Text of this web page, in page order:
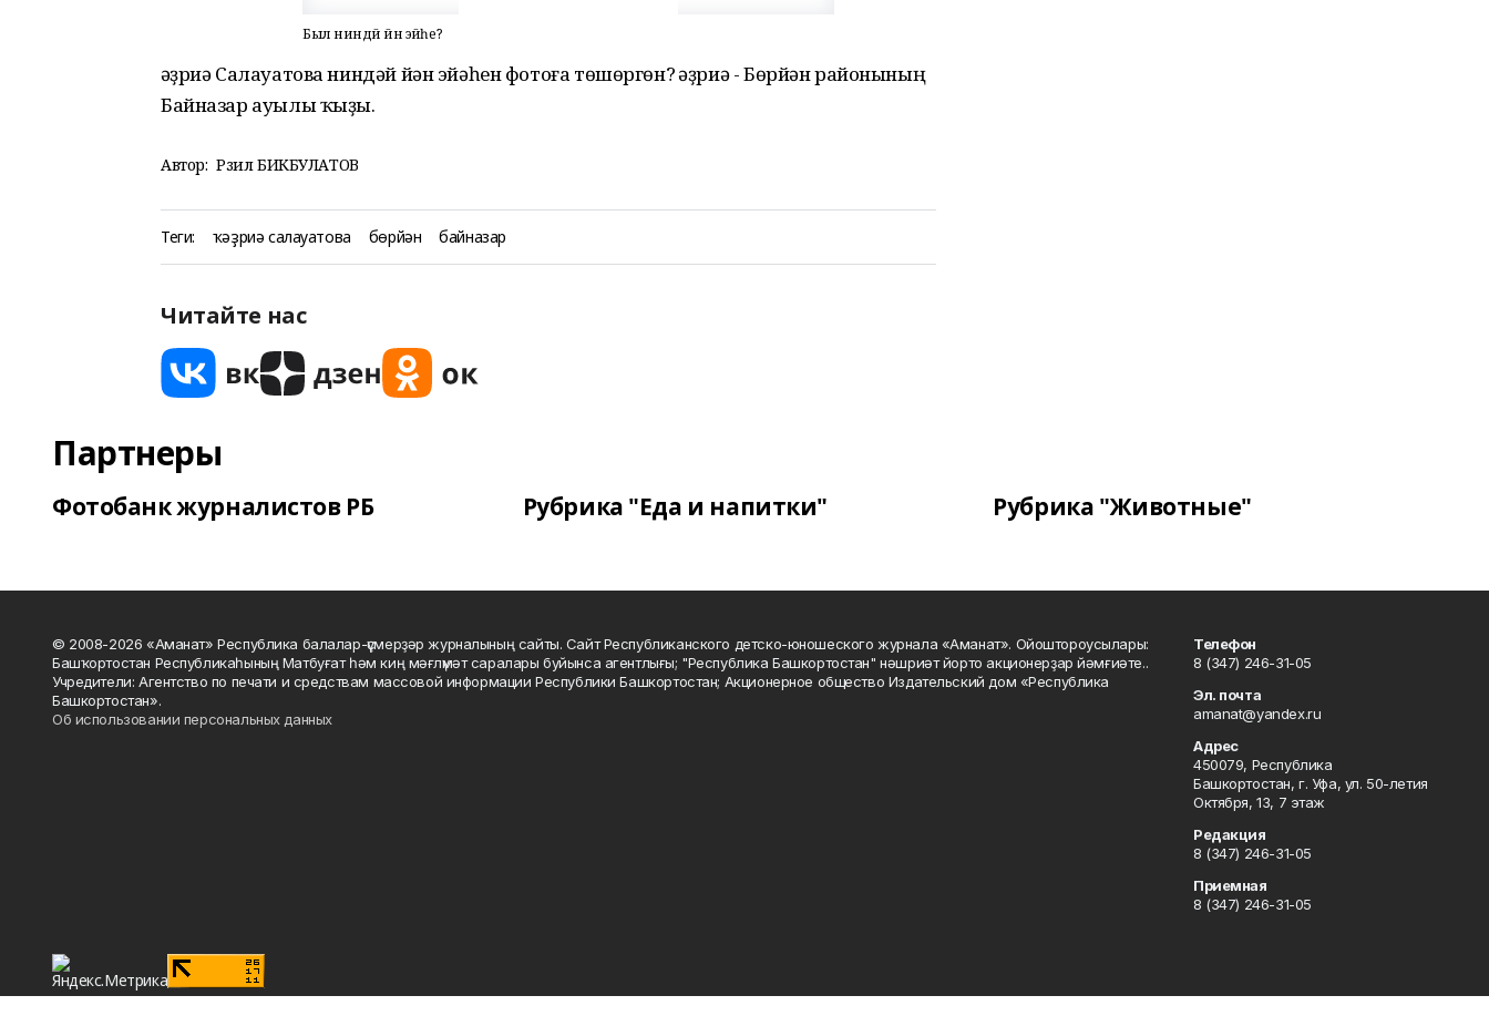
Был ниндәй йән эйәһе?
Ҡәҙриә Салауатова ниндәй йән эйәһен фотоға төшөргөн? Ҡәҙриә - Бөрйән районының
Байназар ауылы ҡыҙы.
Автор: Рәзил БИКБУЛАТОВ
Теги: ҡәҙриә салауатова бөрйән байназар
Читайте нас
Партнеры
Фотобанк журналистов РБ Рубрика "Еда и напитки" Рубрика "Животные"
© 2008-2026 «Аманат» Республика балалар-үҫмерҙәр журналының сайты. Сайт Республиканского детско-юношеского журнала «Аманат». Ойоштороусылары:
Башҡортостан Республикаһының Матбуғат һәм киң мәғлүмәт саралары буйынса агентлығы; "Республика Башкортостан" нәшриәт йорто акционерҙар йәмғиәте..
Учредители: Агентство по печати и средствам массовой информации Республики Башкортостан; Акционерное общество Издательский дом «Республика
Башкортостан».
Об использовании персональных данных
Телефон
8 (347) 246-31-05
Эл. почта
amanat@yandex.ru
Адрес
450079, Республика
Башкортостан, г. Уфа, ул. 50-летия
Октября, 13, 7 этаж
Редакция
8 (347) 246-31-05
Приемная
8 (347) 246-31-05